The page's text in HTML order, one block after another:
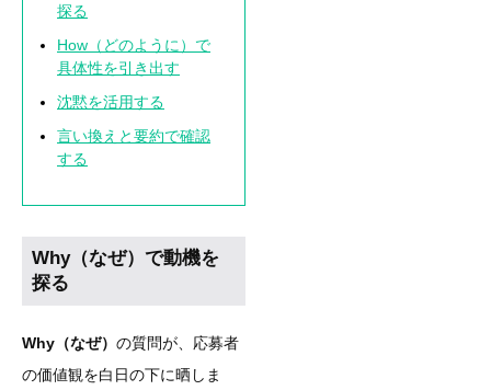
探る
How（どのように）で
具体性を引き出す
沈黙を活用する
言い換えと要約で確認
する
Why（なぜ）で動機を
探る
Why（なぜ） の質問が、応募者
の価値観を白日の下に晒しま